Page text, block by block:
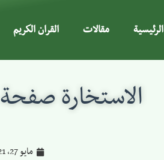
الرئيسية مقالات القران الكريم
الاستخارة صفحة 111 من القرآن الكريم
مايو 27, 2021